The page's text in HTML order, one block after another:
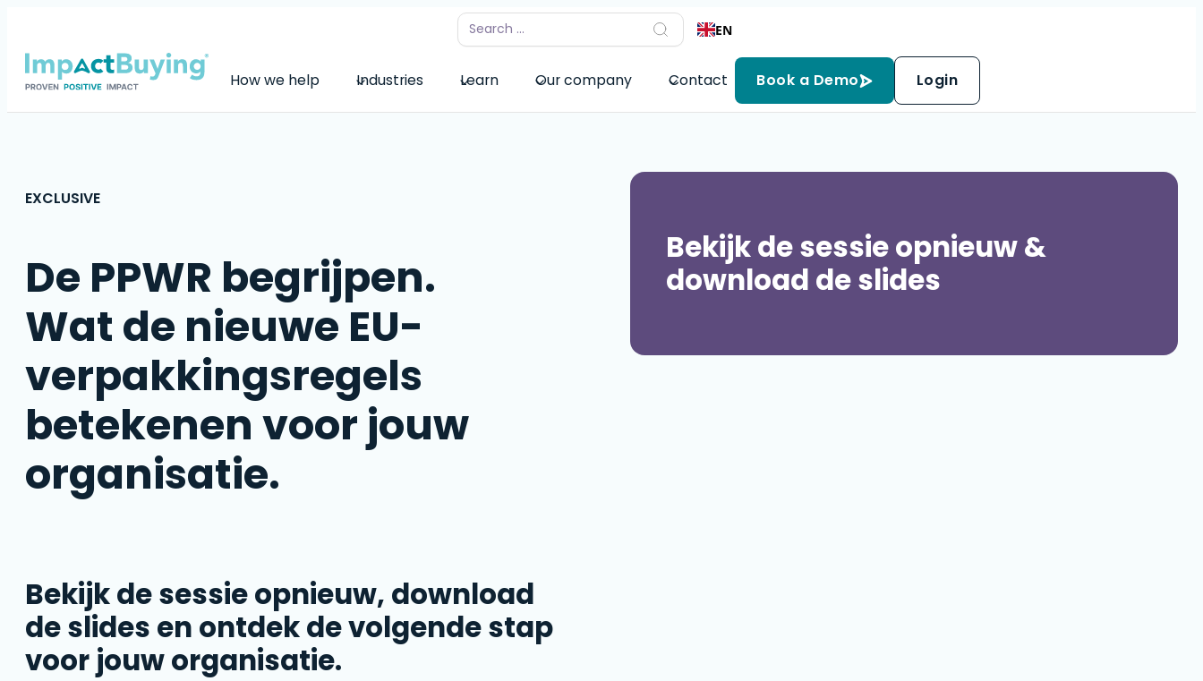
content
EN
How we help Industries Learn Our company Contact Book a Demo Login
EXCLUSIVE
De PPWR begrijpen.
Wat de nieuwe EU-
verpakkingsregels
betekenen voor jouw
organisatie.
Bekijk de sessie opnieuw, download
de slides en ontdek de volgende stap
voor jouw organisatie.
Bekijk de sessie opnieuw &
download de slides